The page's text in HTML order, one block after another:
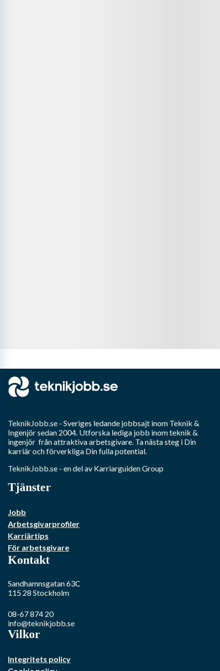
TeknikJobb.se - Sveriges ledande jobbsajt inom Teknik &
Ingenjörsedan 2004. Utforska lediga jobb inomteknik &
ingenjör från attraktiva arbetsgivare. Ta nästa steg i Din
karriär och förverkliga Din fulla potential.
TeknikJobb.se - en del av Karriarguiden Group
Tjänster
Jobb
Arbetsgivarprofiler
Karriärtips
För arbetsgivare
Kontakt
Sandhamnsgatan 63C
115 28 Stockholm
08-67 874 20
info@teknikjobb.se
Vilkor
Integritets policy